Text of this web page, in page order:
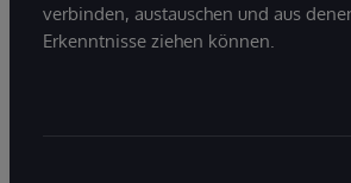
verbinden, austauschen und aus
Erkenntnisse ziehen können.